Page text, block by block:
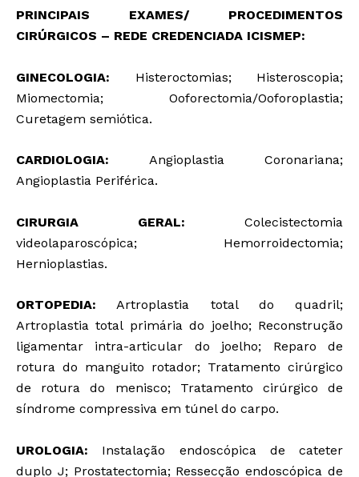
PRINCIPAIS EXAMES/ PROCEDIMENTOS
CIRÚRGICOS – REDE CREDENCIADA ICISMEP:
GINECOLOGIA: Histeroctomias; Histeroscopia;
Miomectomia; Ooforectomia/Ooforoplastia;
Curetagem semiótica.
CARDIOLOGIA: Angioplastia Coronariana;
Angioplastia Periférica.
CIRURGIA GERAL: Colecistectomia
videolaparoscópica; Hemorroidectomia;
Hernioplastias.
ORTOPEDIA: Artroplastia total do quadril;
Artroplastia total primária do joelho; Reconstrução
ligamentar intra-articular do joelho; Reparo de
rotura do manguito rotador; Tratamento cirúrgico
de rotura do menisco; Tratamento cirúrgico de
síndrome compressiva em túnel do carpo.
UROLOGIA: Instalação endoscópica de cateter
duplo J; Prostatectomia; Ressecção endoscópica de